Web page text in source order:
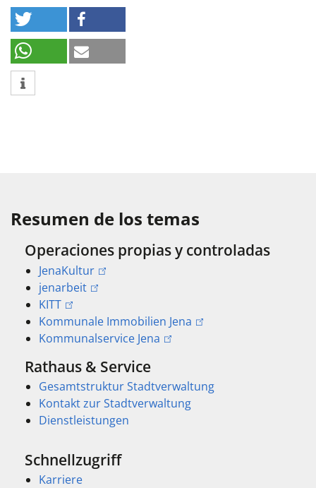
Resumen de los temas
Operaciones propias y controladas
JenaKultur
jenarbeit
KITT
Kommunale Immobilien Jena
Kommunalservice Jena
Rathaus & Service
Gesamtstruktur Stadtverwaltung
Kontakt zur Stadtverwaltung
Dienstleistungen
Schnellzugriff
Karriere